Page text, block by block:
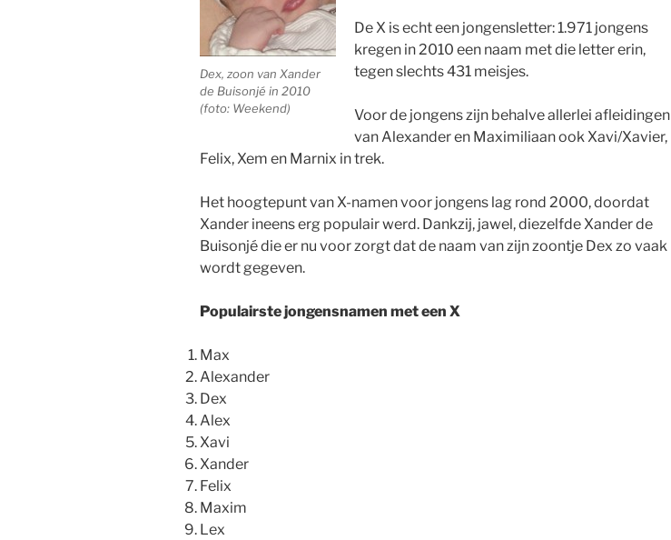
Dex, zoon van Xander
de Buisonjé in 2010
(foto: Weekend)
De X is echt een jongensletter: 1.971 jongens
kregen in 2010 een naam met die letter erin,
tegen slechts 431 meisjes.
Voor de jongens zijn behalve allerlei afleidingen
van Alexander en Maximiliaan ook Xavi/Xavier,
Felix, Xem en Marnix in trek.
Het hoogtepunt van X-namen voor jongens lag rond 2000, doordat
Xander ineens erg populair werd. Dankzij, jawel, diezelfde Xander de
Buisonjé die er nu voor zorgt dat de naam van zijn zoontje Dex zo vaak
wordt gegeven.
Populairste jongensnamen met een X
Max
Alexander
Dex
Alex
Xavi
Xander
Felix
Maxim
Lex